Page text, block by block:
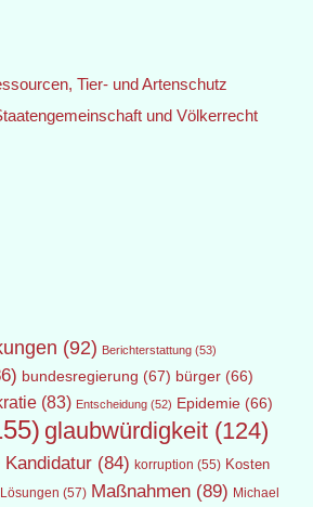
Tier- und Artenschutz
und Völkerrecht
(92) Berichterstattung (53)
bundesregierung (67) bürger (66)
(83) Entscheidung (52) Epidemie (66)
glaubwürdigkeit (124)
Kandidatur (84) korruption (55) Kosten
Lösungen (57) Maßnahmen (89) Michael